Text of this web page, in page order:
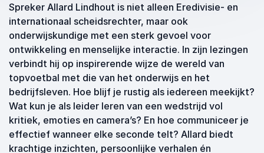
Spreker Allard Lindhout is niet alleen Eredivisie- en
internationaal scheidsrechter, maar ook
onderwijskundige met een sterk gevoel voor
ontwikkeling en menselijke interactie. In zijn lezingen
verbindt hij op inspirerende wijze de wereld van
topvoetbal met die van het onderwijs en het
bedrijfsleven. Hoe blijf je rustig als iedereen meekijkt?
Wat kun je als leider leren van een wedstrijd vol
kritiek, emoties en camera’s? En hoe communiceer je
effectief wanneer elke seconde telt? Allard biedt
krachtige inzichten, persoonlijke verhalen én